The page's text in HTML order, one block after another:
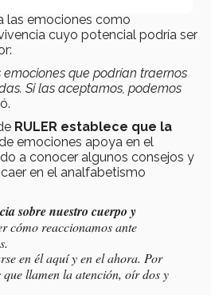
las emociones como
cuyo potencial podría ser
emociones que podrían traernos
Si las aceptamos, podemos
RULER establece que la
emociones apoya en el
a conocer algunos consejos y
en el analfabetismo
sobre nuestro cuerpo y
cómo reaccionamos ante
en él aquí y en el ahora. Por
que llamen la atención, oír dos y